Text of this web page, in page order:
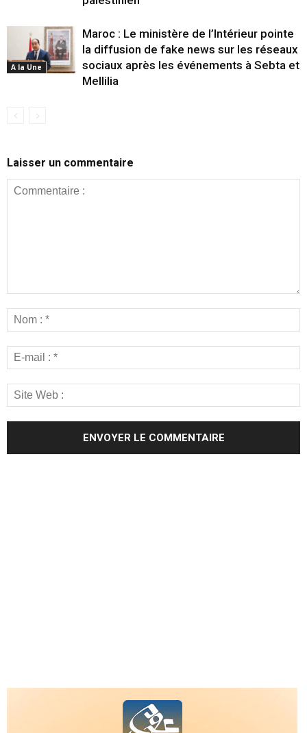
A la Une
Maroc : Le ministère de l’Intérieur pointe
la diffusion de fake news sur les réseaux
sociaux après les événements à Sebta et
Mellilia
Laisser un commentaire